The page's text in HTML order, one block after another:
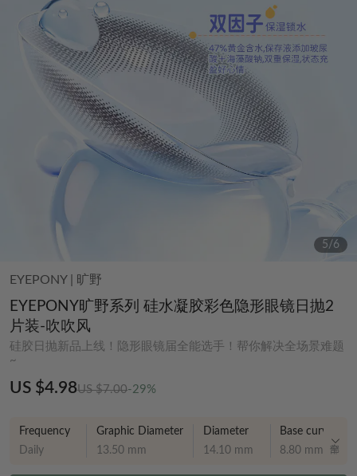
6/6
EYEPONY| 旷野
EYEPONY旷野系列 硅水凝胶彩色隐形眼镜日抛2
片装-吹吹风
硅胶日抛新品上线！隐形眼镜届全能选手！帮你解决全场景难题
~
US $4.98US $7.00-29%
Frequency
Daily
Graphic Diameter
13.50 mm
Diameter
14.10 mm
Base curve
8.80 mm